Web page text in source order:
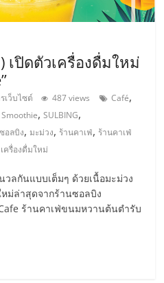
เปิดตัวเครื่องดื่มใหม่
เว็บไซต์ 487 views Café,
,SULBING,
ซอลบิง,มะม่วง, ร้านคาเฟ่, ร้านคาเฟ่
เครื่องดื่มใหม่
ลกันแบบเต็มๆ ด้วยเนื้อมะม่วง
หม่ล่าสุดจากร้านซอลบิง
ร้านคาเฟ่ขนมหวานต้นตำรับ